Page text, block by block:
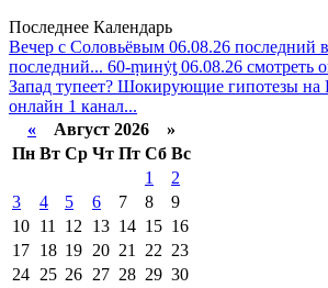
Последнее Календарь
Вечер с Соловьёвым 06.08.26 последний
последний... 60-ṃинẏƫ 06.08.26 смотреть
Запад тупеет? Шокирующие гипотезы
онлайн 1 канал...
« Август 2026 »
Пн Вт Ср Чт Пт Сб Вс
1
2
3
4 5 6 7 8
9
10 11 12 13 14 15 16
17 18 19 20 21 22 23
24 25 26 27 28 29 30